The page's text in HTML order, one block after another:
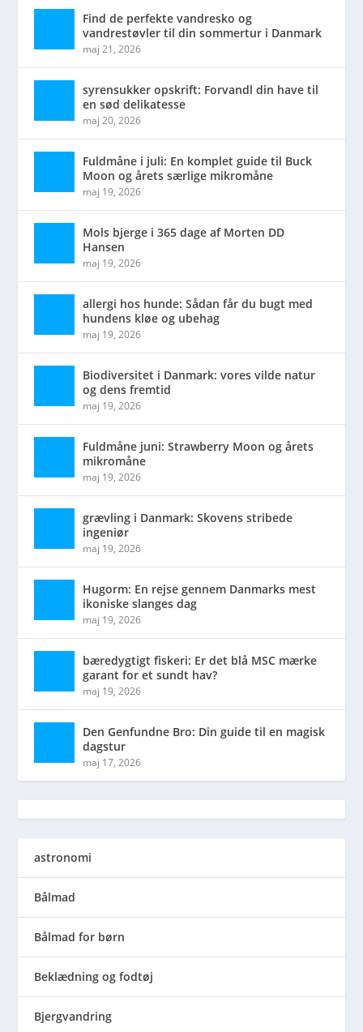
Find de perfekte vandresko og
vandrestøvler til din sommertur i Danmark
maj 21, 2026
syrensukker opskrift: Forvandl din have til
en sød delikatesse
maj 20, 2026
Fuldmåne i juli: En komplet guide til Buck
Moon og årets særlige mikromåne
maj 19, 2026
Mols bjerge i 365 dage af Morten DD
Hansen
maj 19, 2026
allergi hos hunde: Sådan får du bugt med
hundens kløe og ubehag
maj 19, 2026
Biodiversitet i Danmark: vores vilde natur
og dens fremtid
maj 19, 2026
Fuldmåne juni: Strawberry Moon og årets
mikromåne
maj 19, 2026
grævling i Danmark: Skovens stribede
ingeniør
maj 19, 2026
Hugorm: En rejse gennem Danmarks mest
ikoniske slanges dag
maj 19, 2026
bæredygtigt fiskeri: Er det blå MSC mærke
garant for et sundt hav?
maj 19, 2026
Den Genfundne Bro: Din guide til en magisk
dagstur
maj 17, 2026
astronomi
Bålmad
Bålmad for børn
Beklædning og fodtøj
Bjergvandring